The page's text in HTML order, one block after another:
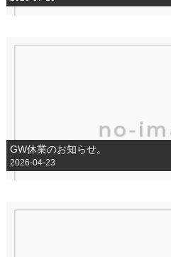
GW休業のお知らせ。
2026-04-23